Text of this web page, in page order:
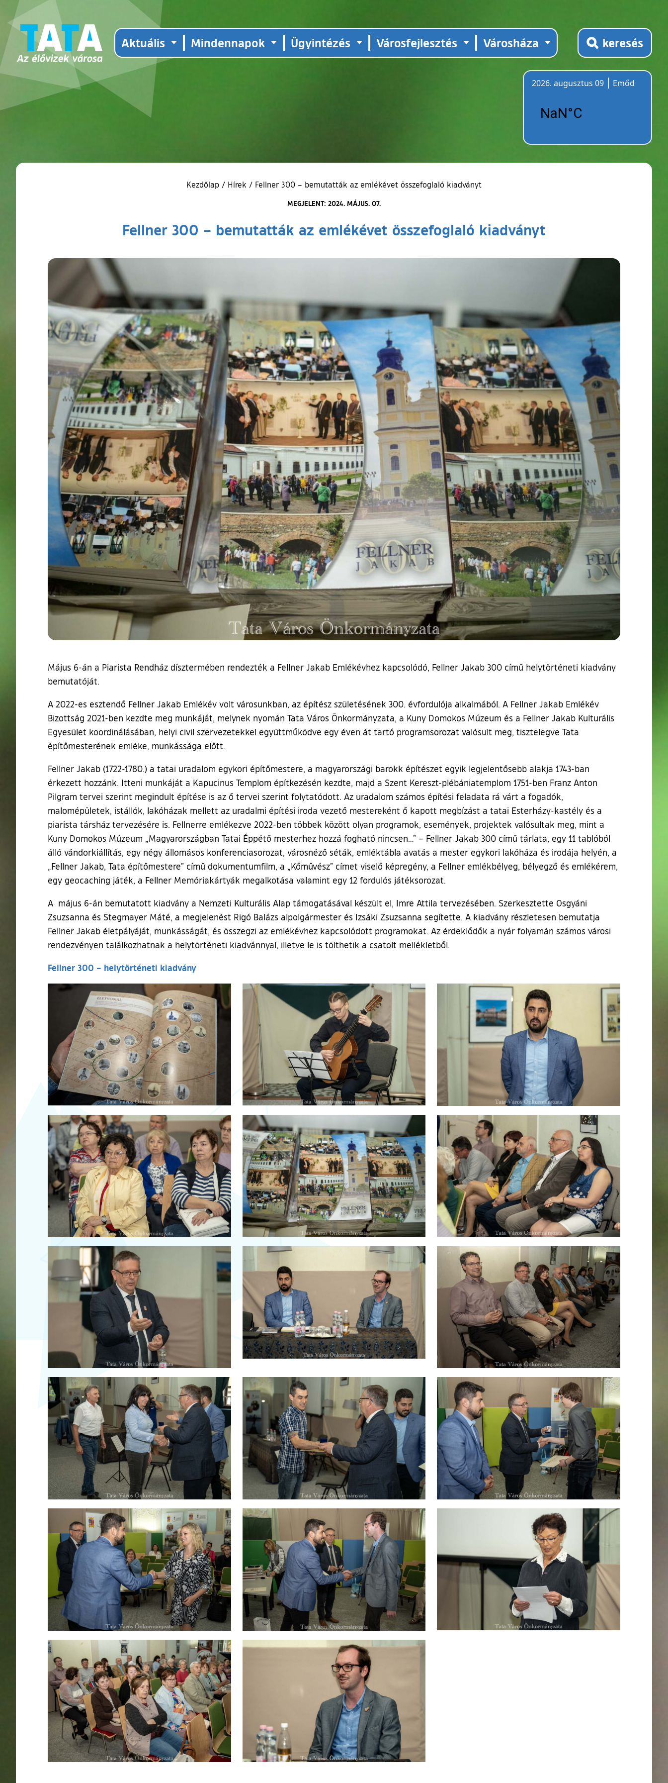
Aktuális Mindennapok Ügyintézés Városfejlesztés Városháza keresés
2026. augusztus 09
Emőd
Kezdőlap / Hírek / Fellner 300 – bemutatták az emlékévet összefoglaló kiadványt
MEGJELENT: 2024. MÁJUS. 07.
Fellner 300 – bemutatták az emlékévet összefoglaló kiadványt
Május 6-án a Piarista Rendház dísztermében rendezték a Fellner Jakab Emlékévhez kapcsolódó, Fellner Jakab 300 című helytörténeti kiadvány
bemutatóját.
A 2022-es esztendő Fellner Jakab Emlékév volt városunkban, az építész születésének 300. évfordulója alkalmából. A Fellner Jakab Emlékév
Bizottság 2021-ben kezdte meg munkáját, melynek nyomán Tata Város Önkormányzata, a Kuny Domokos Múzeum és a Fellner Jakab Kulturális
Egyesület koordinálásában, helyi civil szervezetekkel együttműködve egy éven át tartó programsorozat valósult meg, tisztelegve Tata
építőmesterének emléke, munkássága előtt.
Fellner Jakab (1722-1780.) a tatai uradalom egykori építőmestere, a magyarországi barokk építészet egyik legjelentősebb alakja 1743-ban
érkezett hozzánk. Itteni munkáját a Kapucinus Templom építkezésén kezdte, majd a Szent Kereszt-plébániatemplom 1751-ben Franz Anton
Pilgram tervei szerint megindult építése is az ő tervei szerint folytatódott. Az uradalom számos építési feladata rá várt a fogadók,
malomépületek, istállók, lakóházak mellett az uradalmi építési iroda vezető mestereként ő kapott megbízást a tatai Esterházy-kastély és a
piarista társház tervezésére is. Fellnerre emlékezve 2022-ben többek között olyan programok, események, projektek valósultak meg, mint a
Kuny Domokos Múzeum „Magyarországban Tatai Éppétő mesterhez hozzá fogható nincsen…” – Fellner Jakab 300 című tárlata, egy 11 tablóból
álló vándorkiállítás, egy négy állomásos konferenciasorozat, városnéző séták, emléktábla avatás a mester egykori lakóháza és irodája helyén, a
„Fellner Jakab, Tata építőmestere” című dokumentumfilm, a „Kőművész” címet viselő képregény, a Fellner emlékbélyeg, bélyegző és emlékérem,
egy geocaching játék, a Fellner Memóriakártyák megalkotása valamint egy 12 fordulós játéksorozat.
A május 6-án bemutatott kiadvány a Nemzeti Kulturális Alap támogatásával készült el, Imre Attila tervezésében. Szerkesztette Osgyáni
Zsuzsanna és Stegmayer Máté, a megjelenést Rigó Balázs alpolgármester és Izsáki Zsuzsanna segítette. A kiadvány részletesen bemutatja
Fellner Jakab életpályáját, munkásságát, és összegzi az emlékévhez kapcsolódott programokat. Az érdeklődők a nyár folyamán számos városi
rendezvényen találkozhatnak a helytörténeti kiadvánnyal, illetve le is tölthetik a csatolt mellékletből.
Fellner 300 – helytörténeti kiadvány
Ugrás a galéria utánra